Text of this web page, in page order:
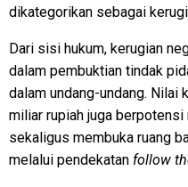
dikategorikan sebagai
Dari sisi hukum, kerugian
dalam pembuktian tindak
dalam undang-undang. Nilai
miliar rupiah juga berpotensi
sekaligus membuka ruang
melalui pendekatan follow